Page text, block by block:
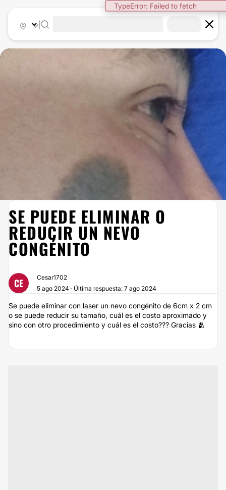
TypeError: Failed to fetch
ELIMINACIÓN DE LUNARES
SE PUEDE ELIMINAR O
REDUCIR UN NEVO
CONGÉNITO
CE
Cesar1702
5 ago 2024 · Última respuesta: 7 ago 2024
Se puede eliminar con laser un nevo congénito de 6cm x 2 cm
o se puede reducir su tamaño, cuál es el costo aproximado y
sino con otro procedimiento y cuál es el costo??? Gracias 🫂